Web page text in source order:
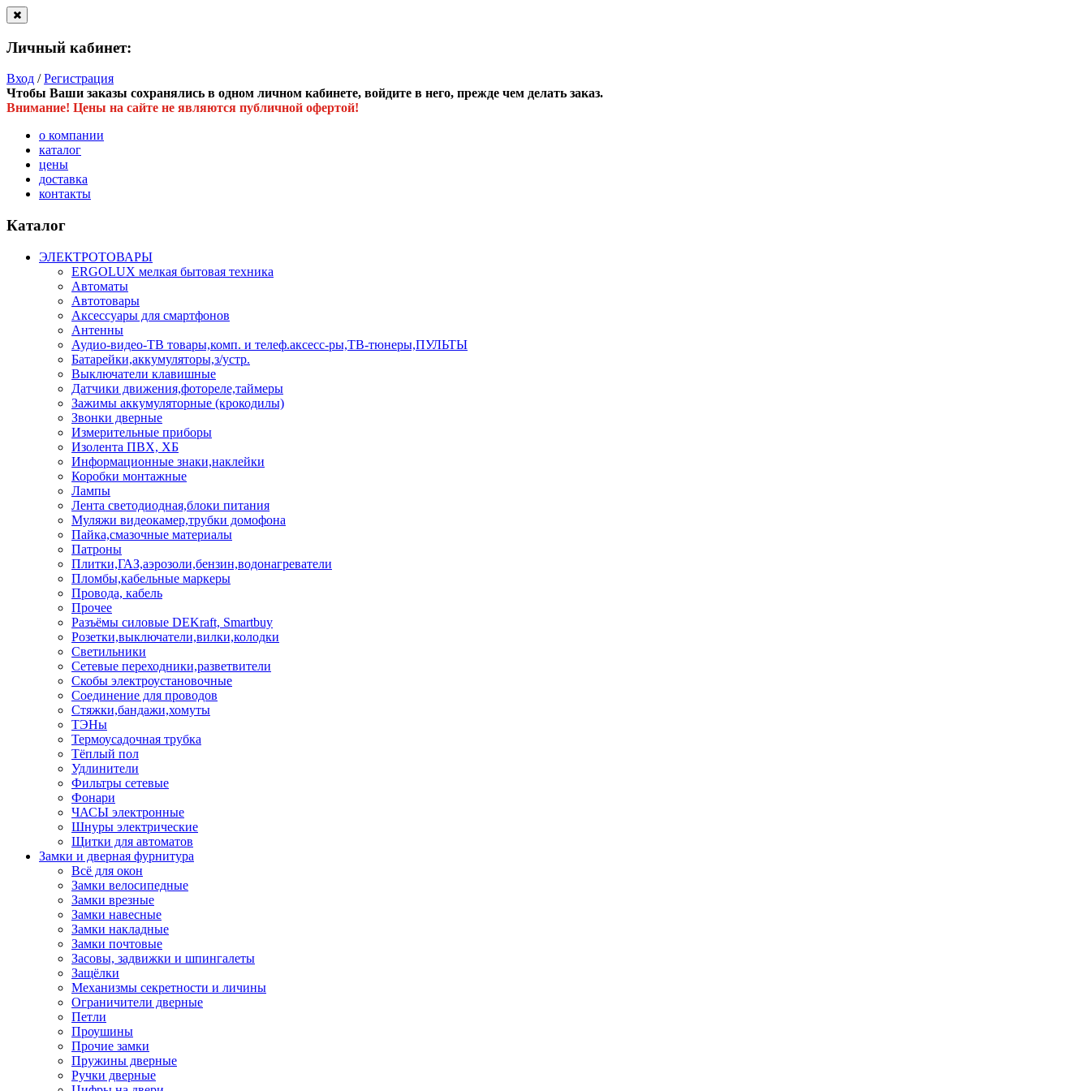
Личный кабинет:
Вход /Регистрация
Чтобы Ваши заказы сохранялись в одном личном кабинете, войдите в него, прежде чем делать заказ.
Внимание! Цены на сайте не являются публичной офертой!
о компании
каталог
цены
доставка
контакты
Каталог
ЭЛЕКТРОТОВАРЫ
ERGOLUX мелкая бытовая техника
Автоматы
Автотовары
Аксессуары для смартфонов
Антенны
Аудио-видео-ТВ товары,комп. и телеф.аксесс-ры,ТВ-тюнеры,ПУЛЬТЫ
Батарейки,аккумуляторы,з/устр.
Выключатели клавишные
Датчики движения,фотореле,таймеры
Зажимы аккумуляторные (крокодилы)
Звонки дверные
Измерительные приборы
Изолента ПВХ, ХБ
Информационные знаки,наклейки
Коробки монтажные
Лампы
Лента светодиодная,блоки питания
Муляжи видеокамер,трубки домофона
Пайка,смазочные материалы
Патроны
Плитки,ГАЗ,аэрозоли,бензин,водонагреватели
Пломбы,кабельные маркеры
Провода, кабель
Прочее
Разъёмы силовые DEKraft, Smartbuy
Розетки,выключатели,вилки,колодки
Светильники
Сетевые переходники,разветвители
Скобы электроустановочные
Соединение для проводов
Стяжки,бандажи,хомуты
ТЭНы
Термоусадочная трубка
Тёплый пол
Удлинители
Фильтры сетевые
Фонари
ЧАСЫ электронные
Шнуры электрические
Щитки для автоматов
Замки и дверная фурнитура
Всё для окон
Замки велосипедные
Замки врезные
Замки навесные
Замки накладные
Замки почтовые
Засовы, задвижки и шпингалеты
Защёлки
Механизмы секретности и личины
Ограничители дверные
Петли
Проушины
Прочие замки
Пружины дверные
Ручки дверные